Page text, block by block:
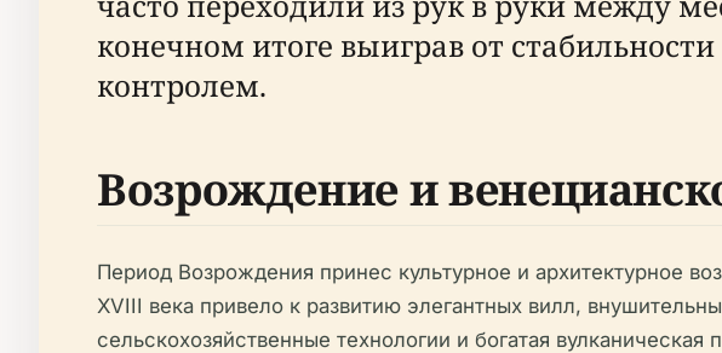
конечном итоге выиграв от
контролем.
Возрождение и
Период Возрождения принес культурное и архитектурное
XVIII века привело к развитию элегантных вилл,
сельскохозяйственные технологии и богатая